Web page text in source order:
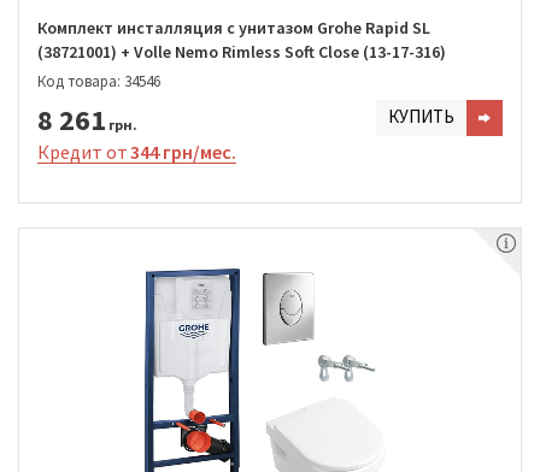
Комплект инсталляция с унитазом Grohe Rapid SL
(38721001) + Volle Nemo Rimless Soft Close (13-17-316)
Код товара: 34546
8 261 грн. КУПИТЬ
Кредит от344 грн/мес.